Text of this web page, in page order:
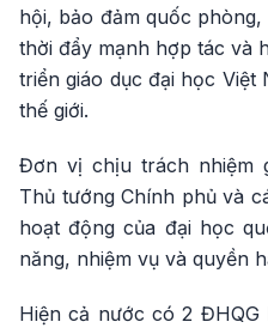
hội, bảo đảm quốc
thời đẩy mạnh hợp tác và
triển giáo dục đại học Việt
thế giới.
Đơn vị chịu trách nhiệm
Thủ tướng Chính phủ và
hoạt động của đại học
năng, nhiệm vụ và quyền
Hiện cả nước có 2